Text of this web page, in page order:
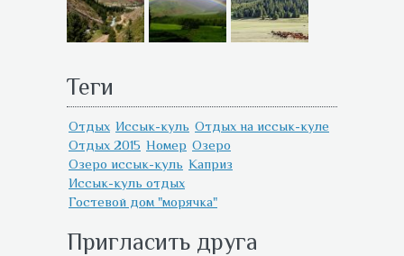
Теги
Отдых Иссык-куль Отдых на иссык-куле
Отдых 2015 Номер Озеро
Озеро иссык-куль Каприз
Иссык-куль отдых
Гостевой дом "морячка"
Пригласить друга